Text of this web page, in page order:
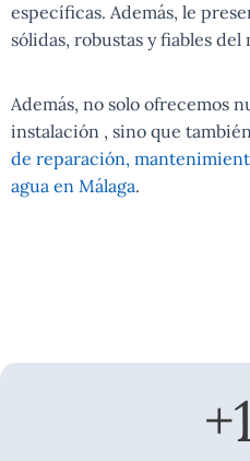
específicas. Además, le
sólidas, robustas y fiables del
Además, no solo ofrecemos
instalación , sino que
de reparación,
agua en Málaga.
+